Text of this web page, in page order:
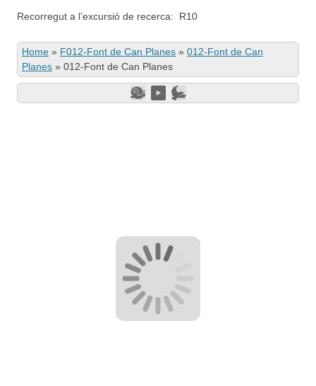
Recorregut a l’excursió de recerca: R10
Home » F012-Font de Can Planes » 012-Font de Can
Planes » 012-Font de Can Planes